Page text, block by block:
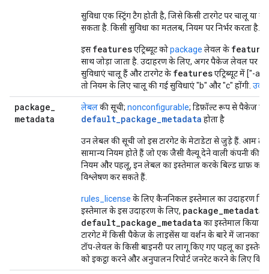
सुविधा एक स्ट्रिंग टैग होती है, जिसे किसी टारगेट पर चालू या
सकता है. किसी सुविधा का मतलब, नियम पर निर्भर करता है.
इसfeaturesएट्रिब्यूट कोpackage लेवल के
साथ जोड़ा जाता है. उदाहरण के लिए, अगर पैकेज लेवल पर
सुविधाएं चालू हैं और टारगेट के featuresएट्रिब्यूट में ["-
तो नियम के लिए चालू की गई सुविधाएं "b" और "c" होंगी.
package_
metadata
लेबलकी सूची; nonconfigurable; डिफ़ॉल्ट रूप से पैकेज का
default_package_metadata होता है
उन लेबल की सूची जो इस टारगेट के मेटाडेटा से जुड़े हैं. आम
सामान्य नियम होते हैं जो एक जैसी वैल्यू देने वाली कंपनी की
नियम और पहलू, इन लेबल का इस्तेमाल करके बिल्ड ग्राफ़
विश्लेषण कर सकते हैं.
rules_license के लिए कैननिकल इस्तेमाल का उदाहरण
इस्तेमाल के इस उदाहरण के लिए, package_metadata
default_package_metadata का इस्तेमाल किया
टारगेट में किसी पैकेज के लाइसेंस या वर्शन के बारे में जानकारी
टॉप-लेवल के किसी बाइनरी पर लागू किए गए पहलू का इस्तेमाल,
को इकट्ठा करने और अनुपालन रिपोर्ट जनरेट करने के लिए